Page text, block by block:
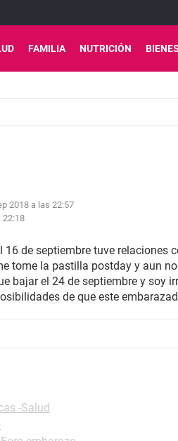
FAMILIA NUTRICIÓN
2018 a las 22:57
22:18
de septiembre tuve relaciones
tome la pastilla postday y aun
bajar el 24 de septiembre y soy
de que este
-Salud